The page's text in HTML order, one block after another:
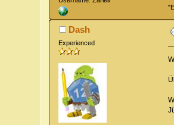
Dash
Experienced